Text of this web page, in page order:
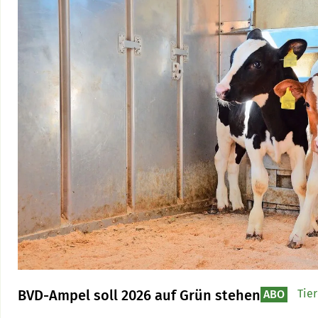
BVD-Ampel soll 2026 auf Grün stehen ABO